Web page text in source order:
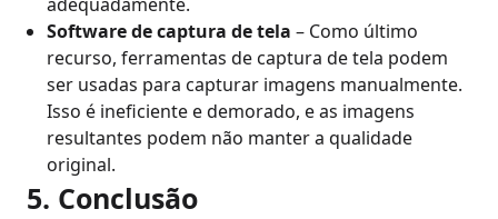
adequadamente.
Software de captura de tela – Como último
recurso, ferramentas de captura de tela podem
ser usadas para capturar imagens manualmente.
Isso é ineficiente e demorado, e as imagens
resultantes podem não manter a qualidade
original.
5. Conclusão